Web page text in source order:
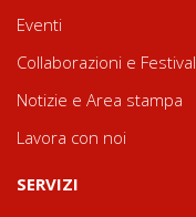
Eventi
Collaborazioni e Festival
Notizie e Area stampa
Lavora con noi
SERVIZI